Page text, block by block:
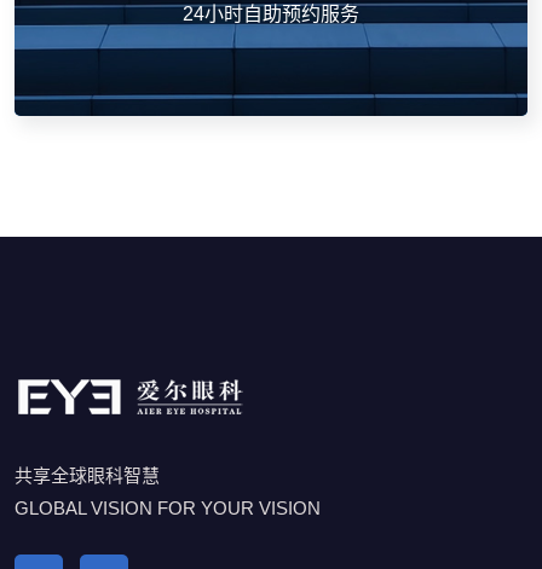
24小时自助预约服务
共享全球眼科智慧
GLOBAL VISION FOR YOUR VISION